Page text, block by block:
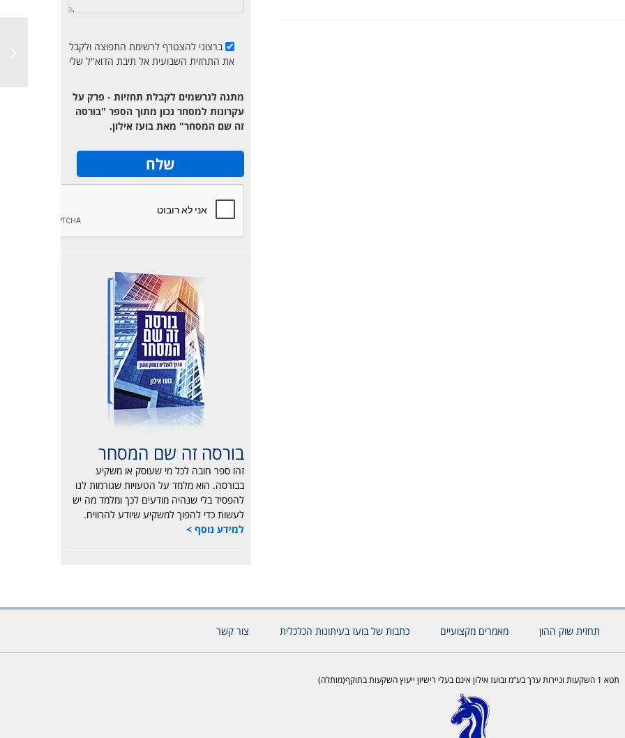
ברצוני להצטרף לרשימת התפוצה ולקבל
את התחזית השבועית אל תיבת הדוא"ל שלי
מתנה לנרשמים לקבלת תחזיות - פרק על
עקרונות למסחר נכון מתוך הספר "בורסה
זה שם המסחר" מאת בועז אילון.
בורסה זה שם המסחר
זהו ספר חובה לכל מי שעוסק או משקיע
בבורסה. הוא מלמד על הטעויות שגורמות לנו
להפסיד בלי שנהיה מודעים לכך ומלמד מה יש
לעשות כדי להפוך למשקיע שיודע להרוויח.
למידע נוסף >
תחזית שוק ההון מאמרים מקצועיים כתבות של בועז בעיתונות הכלכלית צור קשר
תטא 1 השקעות וניירות ערך בע”מ ובועז אילון אינם בעלי רישיון ייעוץ השקעות בתוקף(מותלה)